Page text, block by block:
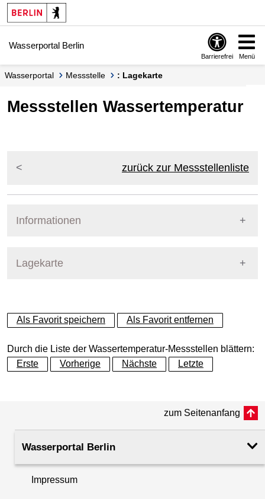
Springe zur Navigation
Springe zum Inhalt
Wasserportal Berlin
Barrierefrei Menü
Wasserportal Messstelle : Lagekarte
Messstellen Wassertemperatur
zurück zur Messstellenliste
Informationen
Lagekarte
+
−
Als Favorit speichern Als Favorit entfernen
Durch die Liste der Wassertemperatur-Messstellen blättern:
Erste
Vorherige Nächste Letzte
zum Seitenanfang
Wasserportal Berlin
Impressum